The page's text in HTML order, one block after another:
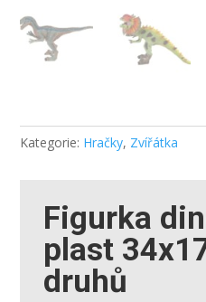
Kategorie: Hračky, Zvířátka
Figurka
plast
druhů